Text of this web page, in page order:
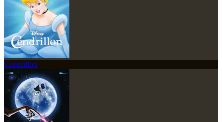
Cendrillon